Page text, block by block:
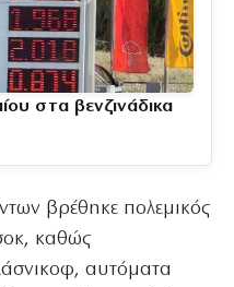
στα βενζινάδικα
βρέθηκε πολεμικός
καθώς
αυτόματα